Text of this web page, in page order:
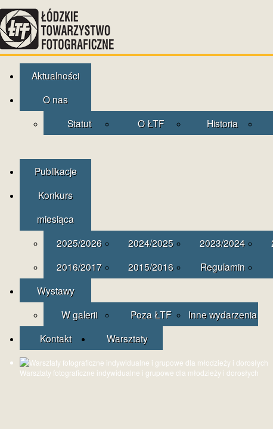
Aktualności
O nas
Statut
O ŁTF Historia
Publikacje
Konkurs
miesiąca
2025/2026
2024/2025 2023/2024
2016/2017
2015/2016 Regulamin
Wystawy
W galerii
Poza ŁTF
Inne wydarzenia
Kontakt
Warsztaty
Warsztaty fotograficzne indywidualne i grupowe dla młodzieży i dorosłych